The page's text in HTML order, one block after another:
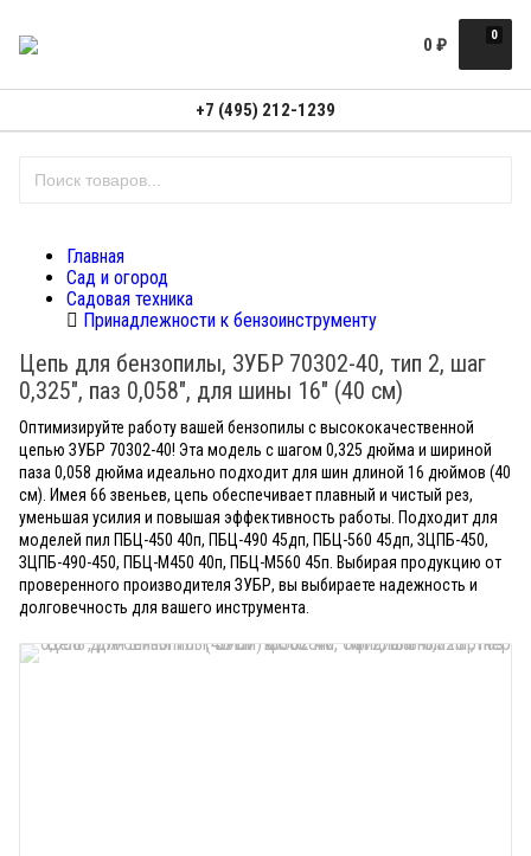
0
0 ₽
+7 (495) 212-1239
Главная
Сад и огород
Садовая техника
Принадлежности к бензоинструменту
Цепь для бензопилы, ЗУБР 70302-40, тип 2, шаг
0,325", паз 0,058", для шины 16" (40 см)
Оптимизируйте работу вашей бензопилы с высококачественной
цепью ЗУБР 70302-40! Эта модель с шагом 0,325 дюйма и шириной
паза 0,058 дюйма идеально подходит для шин длиной 16 дюймов (40
см). Имея 66 звеньев, цепь обеспечивает плавный и чистый рез,
уменьшая усилия и повышая эффективность работы. Подходит для
моделей пил ПБЦ-450 40п, ПБЦ-490 45дп, ПБЦ-560 45дп, ЗЦПБ-450,
ЗЦПБ-490-450, ПБЦ-М450 40п, ПБЦ-М560 45п. Выбирая продукцию от
проверенного производителя ЗУБР, вы выбираете надежность и
долговечность для вашего инструмента.